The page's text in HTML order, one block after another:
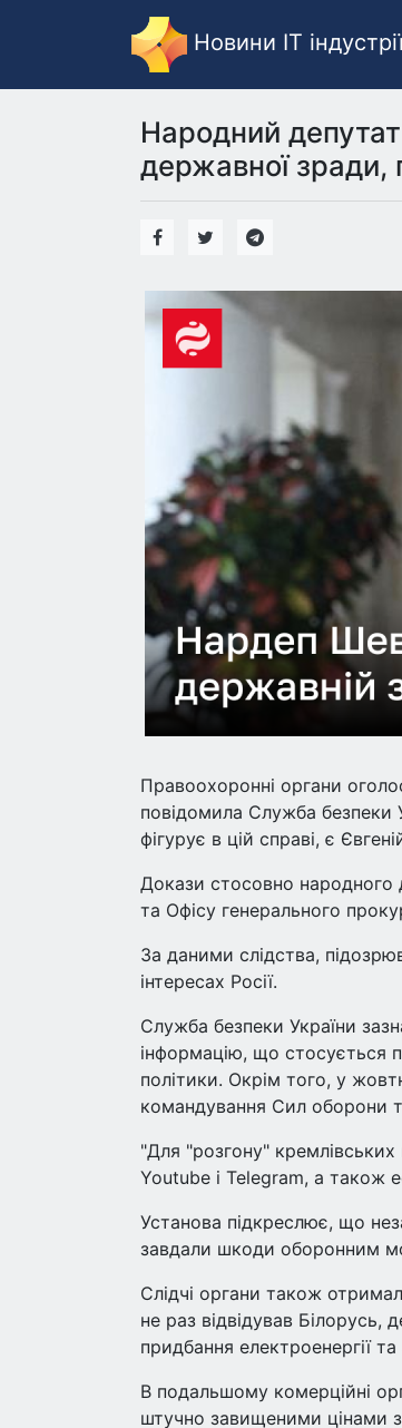
Новини IT
Народний
державної зради,
Правоохоронні органи
повідомила Служба
фігурує в цій справі, є
Докази стосовно народного
та Офісу генерального
За даними слідства,
інтересах Росії.
Служба безпеки України
інформацію, що стосується
політики. Окрім того, у
командування Сил оборони
"Для "розгону" кремлівських
Youtube і Telegram, а також
Установа підкреслює, що
завдали шкоди оборонним
Слідчі органи також
не раз відвідував Білорусь,
придбання електроенергії
В подальшому комерційні
штучно завищеними цінами